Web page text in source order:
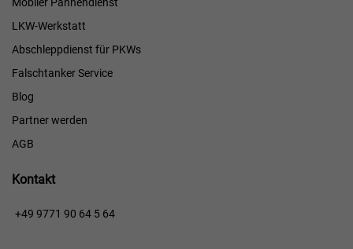
Mobiler Pannendienst
LKW-Werkstatt
Abschleppdienst für PKWs
Falschtanker Service
Blog
Partner werden
AGB
Kontakt
+49 9771 90 64 5 64